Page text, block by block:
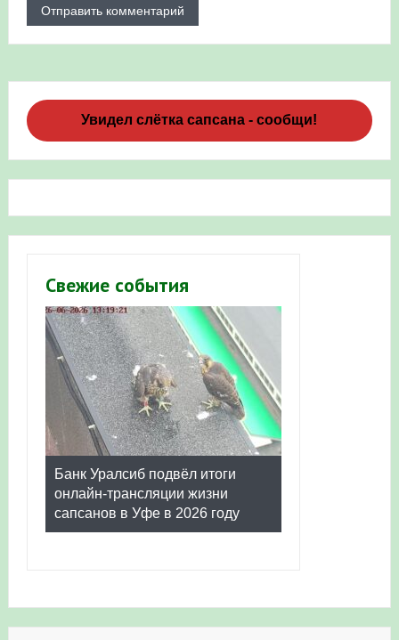
Увидел слётка сапсана - сообщи!
Свежие события
Банк Уралсиб подвёл итоги
онлайн-трансляции жизни
сапсанов в Уфе в 2026 году